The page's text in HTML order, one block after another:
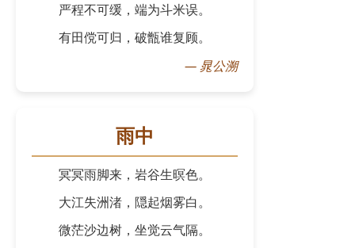
严程不可缓，端为斗米误。
有田傥可归，破甑谁复顾。
— 晁公溯
雨中
冥冥雨脚来，岩谷生暝色。
大江失洲渚，隠起烟雾白。
微茫沙边树，坐觉云气隔。